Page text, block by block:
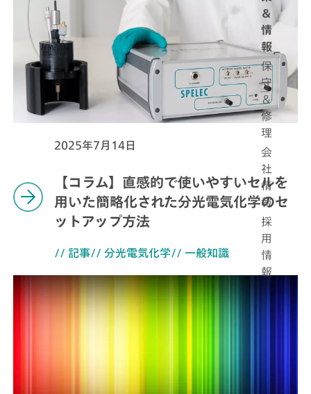
＆
情
報
保
守
＆
修
理
会
社
情
報
採
用
情
報
2025年7月14日
【コラム】直感的で使いやすいセルを
用いた簡略化された分光電気化学のセ
ットアップ方法
// 記事// 分光電気化学// 一般知識